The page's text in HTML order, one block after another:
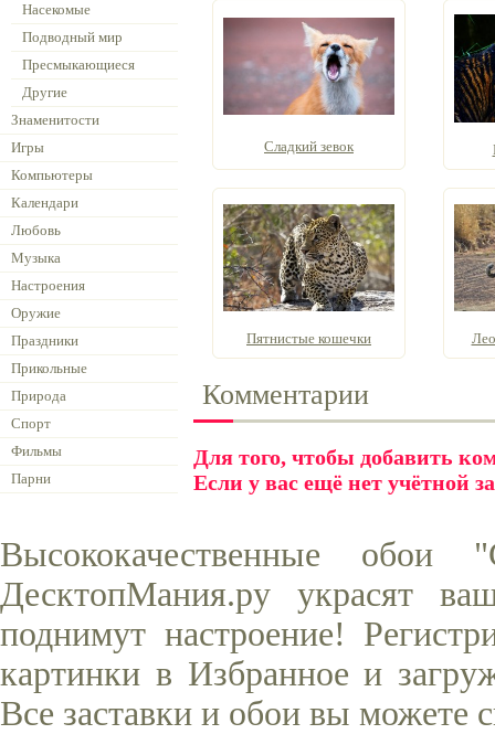
Насекомые
Подводный мир
Пресмыкающиеся
Другие
Знаменитости
Игры
Компьютеры
Календари
Любовь
Музыка
Настроения
Оружие
Праздники
Прикольные
Природа
Спорт
Фильмы
Парни
Сладкий зевок
Пятнистые кошечки
Комментарии
Для того, чтобы добавить
Если у вас ещё нет учётной
Высококачественные
ДесктопМания.ру украсят
поднимут настроение!
картинки в Избранное и
Все заставки и обои вы можете